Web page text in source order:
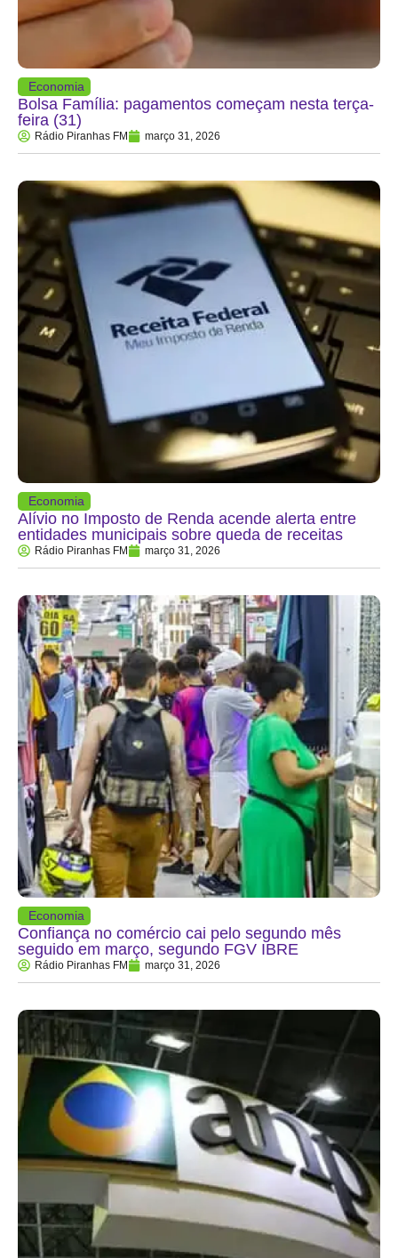
Economia
Bolsa Família: pagamentos começam nesta terça-
feira (31)
Rádio Piranhas FM março 31, 2026
Economia
Alívio no Imposto de Renda acende alerta entre
entidades municipais sobre queda de receitas
Rádio Piranhas FM março 31, 2026
Economia
Confiança no comércio cai pelo segundo mês
seguido em março, segundo FGV IBRE
Rádio Piranhas FM março 31, 2026